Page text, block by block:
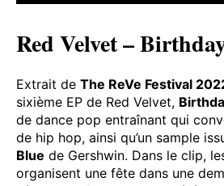
Red Velvet –
Extrait de The ReVe Festival
sixième EP de Red Velvet,
de dance pop entraînant qui
de hip hop, ainsi qu’un sample
Blue de Gershwin. Dans le clip,
organisent une fête dans une